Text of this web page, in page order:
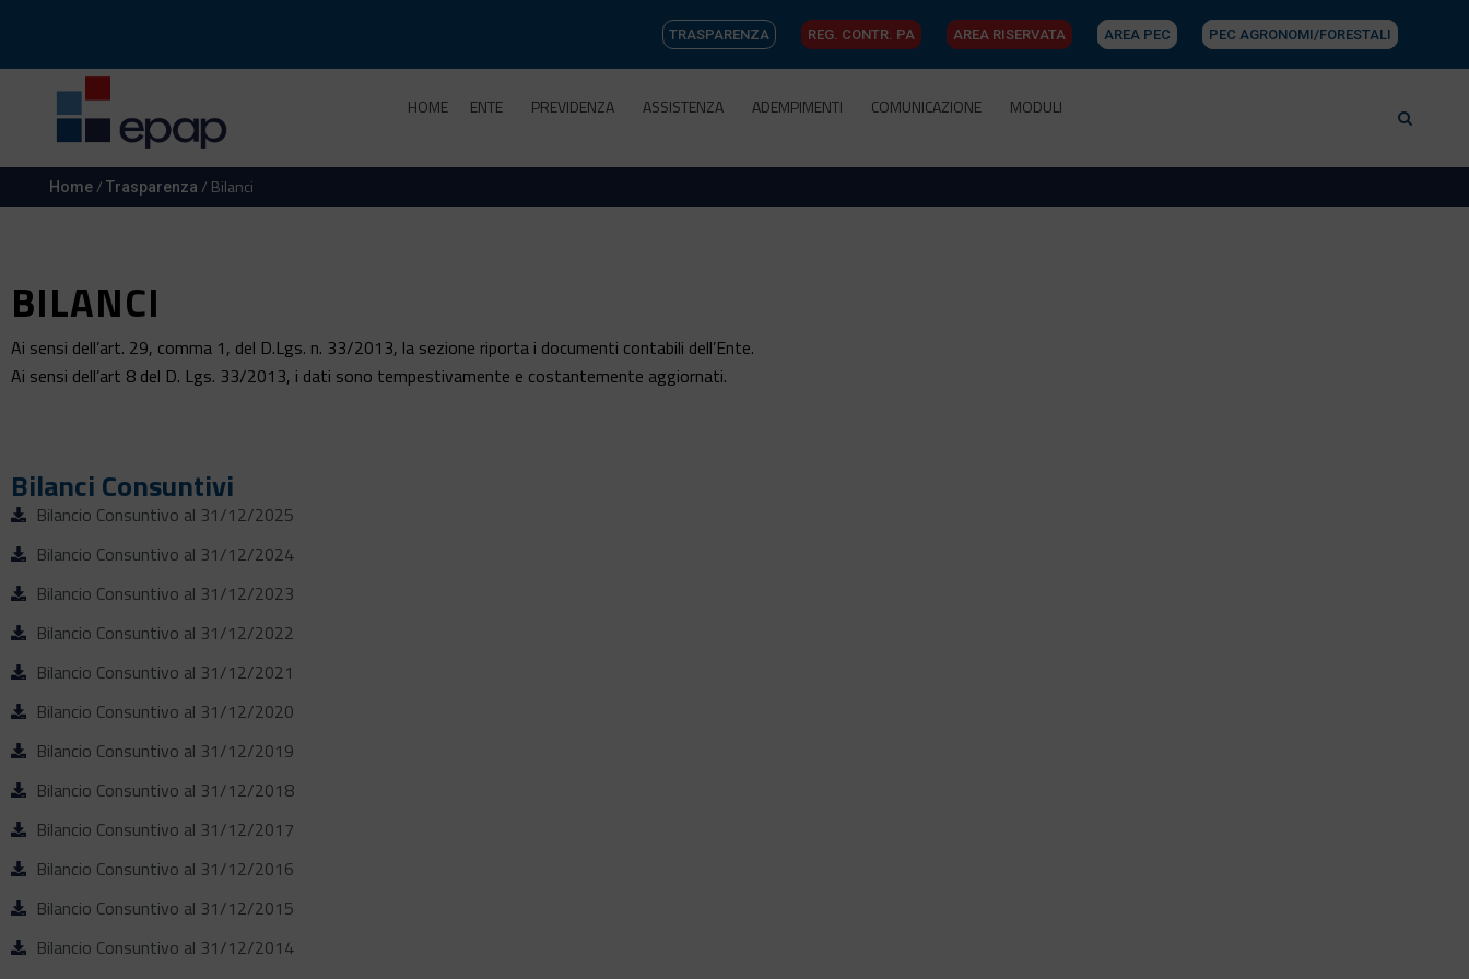
TRASPARENZA REG. CONTR. PA AREA RISERVATA AREA PEC PEC AGRONOMI/FORESTALI
HOME ENTE PREVIDENZA ASSISTENZA ADEMPIMENTI COMUNICAZIONE MODULI
Home/ Trasparenza / Bilanci
BILANCI
Ai sensi dell’art. 29, comma 1, del D.Lgs. n. 33/2013, la sezione riporta i documenti contabili dell’Ente.
Ai sensi dell’art 8 del D. Lgs. 33/2013, i dati sono tempestivamente e costantemente aggiornati.
Bilanci Consuntivi
Bilancio Consuntivo al 31/12/2025
Bilancio Consuntivo al 31/12/2024
Bilancio Consuntivo al 31/12/2023
Bilancio Consuntivo al 31/12/2022
Bilancio Consuntivo al 31/12/2021
Bilancio Consuntivo al 31/12/2020
Bilancio Consuntivo al 31/12/2019
Bilancio Consuntivo al 31/12/2018
Bilancio Consuntivo al 31/12/2017
Bilancio Consuntivo al 31/12/2016
Bilancio Consuntivo al 31/12/2015
Bilancio Consuntivo al 31/12/2014